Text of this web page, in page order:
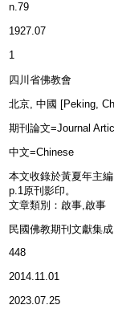
n.79
1927.07
1
四川省佛教會
北京, 中國 [Peking,
期刊論文=Journal
中文=Chinese
本文收錄於黃夏年主
p.1原刊影印。
文章類別：啟事,啟事
民國佛教期刊文獻集
448
2014.11.01
2023.07.25